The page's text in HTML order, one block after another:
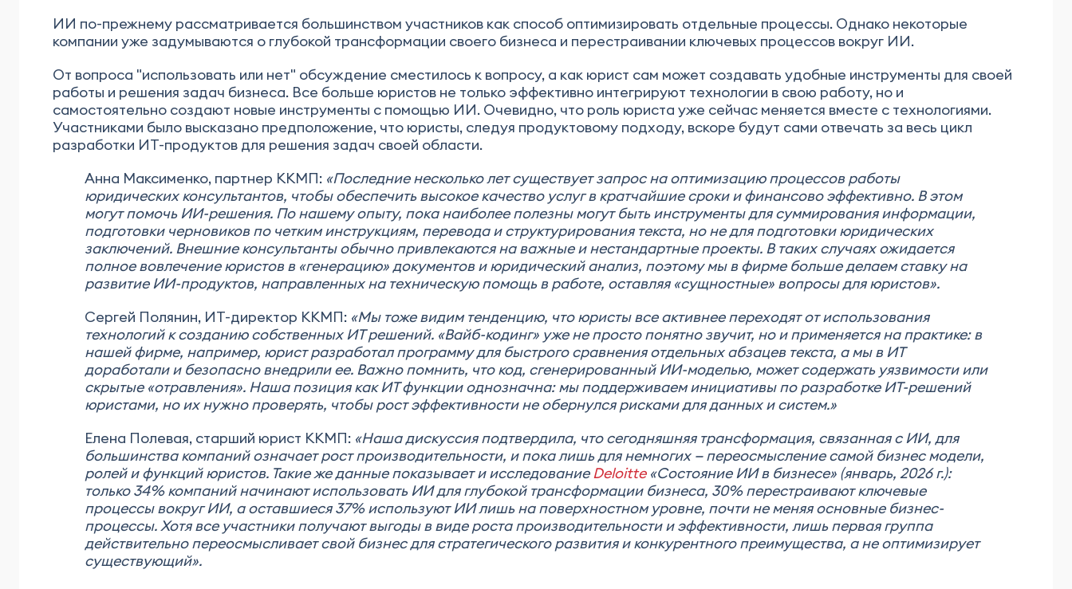
ИИ по-прежнему рассматривается большинством участников как способ оптимизировать отдельные процессы. Однако некоторые
компании уже задумываются о глубокой трансформации своего бизнеса и перестраивании ключевых процессов вокруг ИИ.
От вопроса "использовать или нет" обсуждение сместилось к вопросу, а как юрист сам может создавать удобные инструменты для своей
работы и решения задач бизнеса. Все больше юристов не только эффективно интегрируют технологии в свою работу, но и
самостоятельно создают новые инструменты с помощью ИИ. Очевидно, что роль юриста уже сейчас меняется вместе с технологиями.
Участниками было высказано предположение, что юристы, следуя продуктовому подходу, вскоре будут сами отвечать за весь цикл
разработки ИТ-продуктов для решения задач своей области.
Анна Максименко, партнер ККМП: «Последние несколько лет существует запрос на оптимизацию процессов работы
юридических консультантов, чтобы обеспечить высокое качество услуг в кратчайшие сроки и финансово эффективно. В этом
могут помочь ИИ-решения. По нашему опыту, пока наиболее полезны могут быть инструменты для суммирования информации,
подготовки черновиков по четким инструкциям, перевода и структурирования текста, но не для подготовки юридических
заключений. Внешние консультанты обычно привлекаются на важные и нестандартные проекты. В таких случаях ожидается
полное вовлечение юристов в «генерацию» документов и юридический анализ, поэтому мы в фирме больше делаем ставку на
развитие ИИ-продуктов, направленных на техническую помощь в работе, оставляя «сущностные» вопросы для юристов».
Сергей Полянин, ИТ-директор ККМП: «Мы тоже видим тенденцию, что юристы все активнее переходят от использования
технологий к созданию собственных ИТ решений. «Вайб-кодинг» уже не просто понятно звучит, но и применяется на практике: в
нашей фирме, например, юрист разработал программу для быстрого сравнения отдельных абзацев текста, а мы в ИТ
доработали и безопасно внедрили ее. Важно помнить, что код, сгенерированный ИИ-моделью, может содержать уязвимости или
скрытые «отравления». Наша позиция как ИТ функции однозначна: мы поддерживаем инициативы по разработке ИТ-решений
юристами, но их нужно проверять, чтобы рост эффективности не обернулся рисками для данных и систем.»
Елена Полевая, старший юрист ККМП: «Наша дискуссия подтвердила, что сегодняшняя трансформация, связанная с ИИ, для
большинства компаний означает рост производительности, и пока лишь для немногих — переосмысление самой бизнес модели,
ролей и функций юристов. Такие же данные показывает и исследованиеDeloitte«Состояние ИИ в бизнесе» (январь, 2026 г.):
только 34% компаний начинают использовать ИИ для глубокой трансформации бизнеса, 30% перестраивают ключевые
процессы вокруг ИИ, а оставшиеся 37% используют ИИ лишь на поверхностном уровне, почти не меняя основные бизнес-
процессы. Хотя все участники получают выгоды в виде роста производительности и эффективности, лишь первая группа
действительно переосмысливает свой бизнес для стратегического развития и конкурентного преимущества, а не оптимизирует
существующий».